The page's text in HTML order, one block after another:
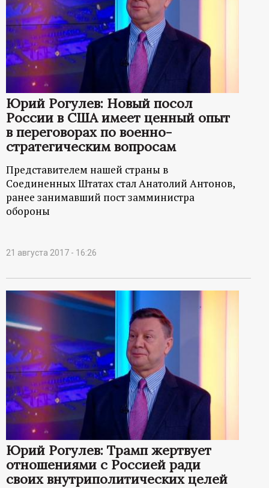
Юрий Рогулев: Новый посол
России в США имеет ценный опыт
в переговорах по военно-
стратегическим вопросам
Представителем нашей страны в
Соединенных Штатах стал Анатолий Антонов,
ранее занимавший пост замминистра
обороны
21 августа 2017 - 16:26
Юрий Рогулев: Трамп жертвует
отношениями с Россией ради
своих внутриполитических целей